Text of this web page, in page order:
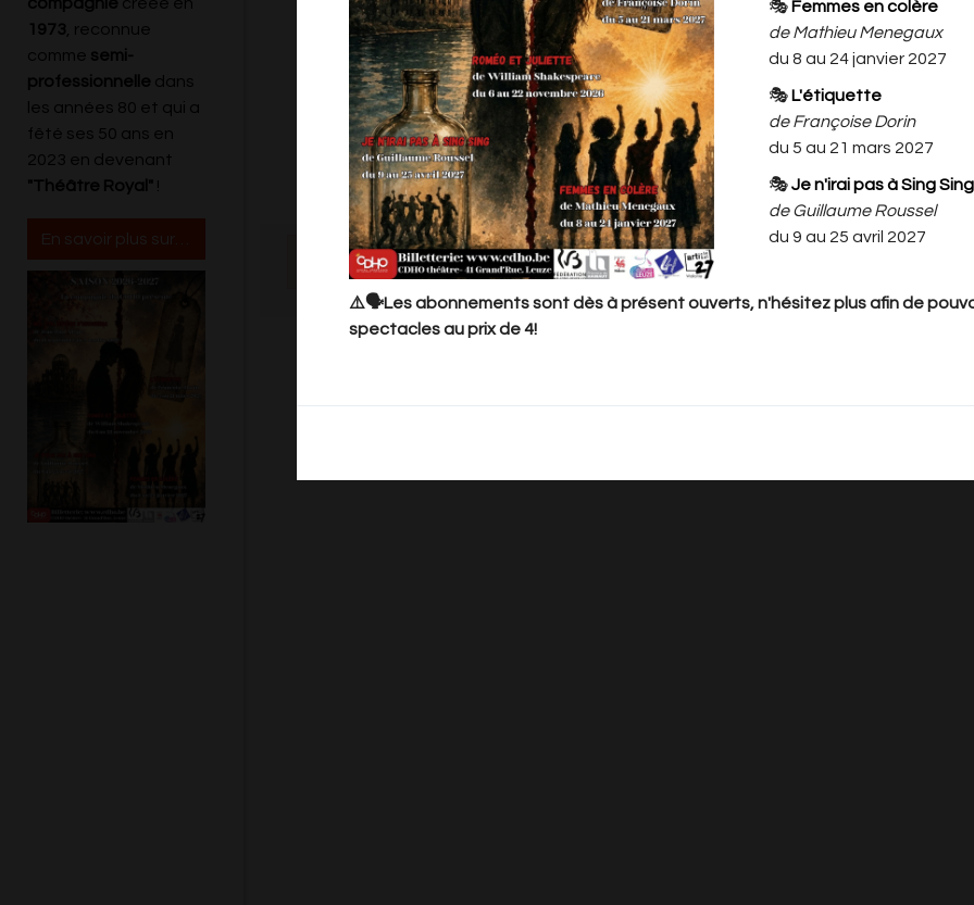
🎭 Femmes en colère
de Mathieu Menegaux
du 8 au 24 janvier 2027
🎭 L'étiquette
de Françoise Dorin
du 5 au 21 mars 2027
🎭Je n'irai pas à Sing Sing
de Guillaume Roussel
du 9 au 25 avril 2027
⚠️🗣️Les abonnements sont dès à présent ouverts, n'hésitez plus afin de
spectacles au prix de 4!
1973 , reconnue
comme semi-
professionnelle dans
les années 80 et qui a
fêté ses 50 ans en
2023 en devenant
"Théâtre Royal" !
(Péruwelz)
Mise en scène : Philippe DANVIN
Avec Faicel AZAOUZI, Nancy
DUCHATEL, Aurélie LENFANT et René PITOT
Il n'y a rien à vous proposer pour l'instant. Veuillez revenir plus